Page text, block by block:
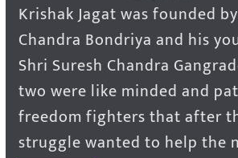
Krishak Jagat was founded
Chandra Bondriya and his
Shri Suresh Chandra
two were like minded and
freedom fighters that after
struggle wanted to help the